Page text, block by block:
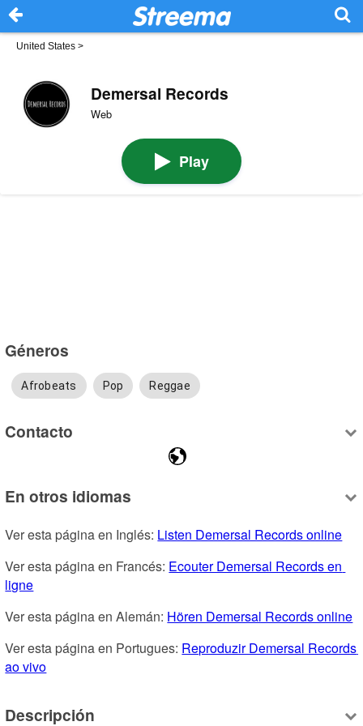
United States >
Demersal Records
Web
Play
Géneros
Afrobeats Pop Reggae
Contacto
En otros idiomas
Ver esta página en Inglés: Listen Demersal Records online
Ver esta página en Francés: Ecouter Demersal Records en
ligne
Ver esta página en Alemán: Hören Demersal Records online
Ver esta página en Portugues: Reproduzir Demersal Records
ao vivo
Descripción